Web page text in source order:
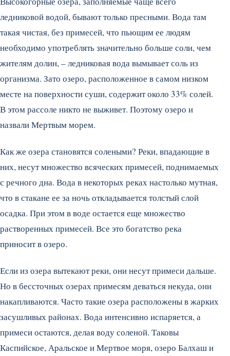
ледниковой водой, бывают только пресными. Вода там
такая чистая, без примесей, что пьющим ее людям
необходимо употреблять значительно больше соли, чем
жителям долин, – ледниковая вода вымывает соль из
организма. Зато озеро, расположенное в самом низком
месте на поверхности суши, содержит около 33% солей.
В этом рассоле никто не выживет. Поэтому озеро и
назвали Мертвым морем.
Как же озера становятся солеными? Реки, впадающие в
них, несут множество всяческих примесей, поднимаемых
с речного дна. Вода в некоторых реках настолько мутная,
что в стакане ее за ночь откладывается толстый слой
осадка. При этом в воде остается еще множество
растворенных примесей. Все это богатство река
приносит в озеро.
Если из озера вытекают реки, они несут примеси дальше.
Но в бессточных озерах примесям деваться некуда, они
накапливаются. Часто такие озера расположены в жарких
засушливых районах. Вода интенсивно испаряется, а
примеси остаются, делая воду соленой. Таковы
Каспийское, Аральское и Мертвое моря, озеро Балхаш и